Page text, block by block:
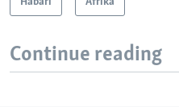
Continue reading